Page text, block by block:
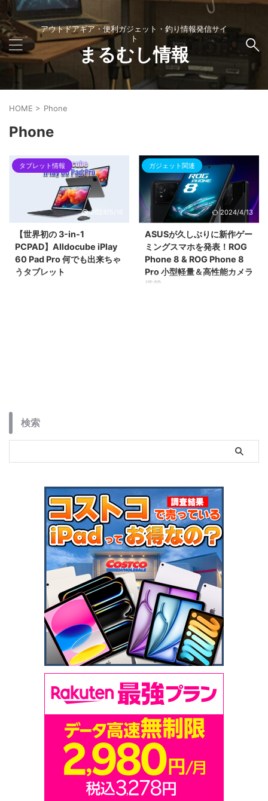
アウトドアギア・便利ガジェット・釣り情報発信サイ
ト
まるむし情報
HOME > Phone
Phone
タブレット情報
2024/5/16
【世界初の 3-in-1
PCPAD】Alldocube iPlay
60 Pad Pro 何でも出来ちゃ
うタブレット
ガジェット関連
2024/4/13
ASUSが久しぶりに新作ゲー
ミングスマホを発表！ROG
Phone 8 & ROG Phone 8
Pro 小型軽量＆高性能カメラ
搭載
検索